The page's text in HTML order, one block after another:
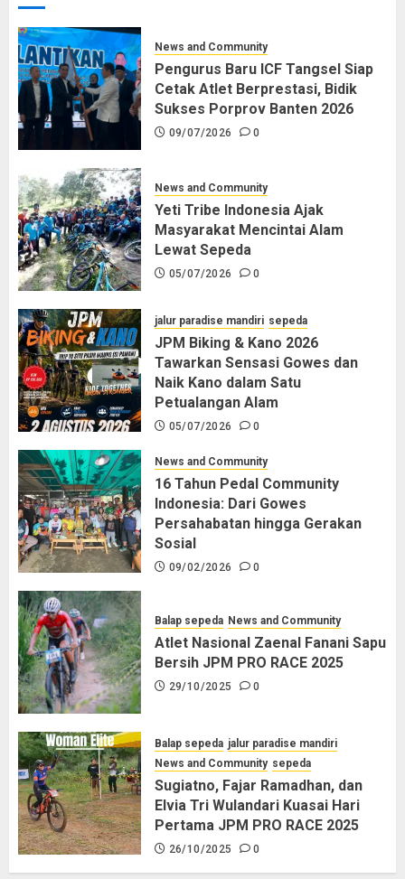
News and Community
Pengurus Baru ICF Tangsel Siap
Cetak Atlet Berprestasi, Bidik
Sukses Porprov Banten 2026
09/07/2026 0
News and Community
Yeti Tribe Indonesia Ajak
Masyarakat Mencintai Alam
Lewat Sepeda
05/07/2026 0
jalur paradise mandiri sepeda
JPM Biking & Kano 2026
Tawarkan Sensasi Gowes dan
Naik Kano dalam Satu
Petualangan Alam
05/07/2026 0
News and Community
16 Tahun Pedal Community
Indonesia: Dari Gowes
Persahabatan hingga Gerakan
Sosial
09/02/2026 0
Balap sepeda News and Community
Atlet Nasional Zaenal Fanani Sapu
Bersih JPM PRO RACE 2025
29/10/2025 0
Balap sepeda jalur paradise mandiri
News and Community sepeda
Sugiatno, Fajar Ramadhan, dan
Elvia Tri Wulandari Kuasai Hari
Pertama JPM PRO RACE 2025
26/10/2025 0